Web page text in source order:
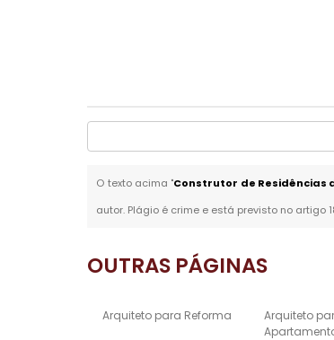
O texto acima "Construtor de Residências
autor. Plágio é crime e está previsto no artigo
OUTRAS PÁGINAS
Arquiteto para Reforma
Arquiteto